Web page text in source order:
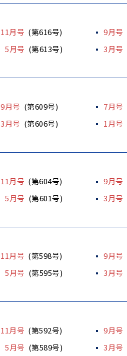
11月号 (第616号) 9月号
5月号 (第613号) 3月号
9月号 (第609号) 7月号
3月号 (第606号) 1月号
11月号 (第604号) 9月号
5月号 (第601号) 3月号
11月号 (第598号) 9月号
5月号 (第595号) 3月号
11月号 (第592号) 9月号
5月号 (第589号) 3月号